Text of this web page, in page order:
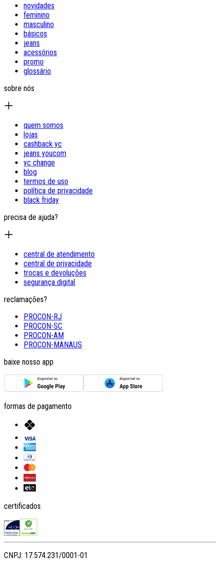
novidades
feminino
masculino
básicos
jeans
acessórios
promo
glossário
sobre nós
quem somos
lojas
cashback yc
jeans youcom
yc change
blog
termos de uso
política de privacidade
black friday
precisa de ajuda?
central de atendimento
central de privacidade
trocas e devoluções
segurança digital
reclamações?
PROCON-RJ
PROCON-SC
PROCON-AM
PROCON-MANAUS
baixe nosso app
formas de pagamento
certificados
CNPJ: 17.574.231/0001-01